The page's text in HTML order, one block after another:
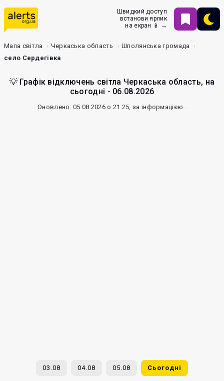
Швидкий доступ
встанови ярлик
на екран 📱 →
Мапа світла Черкаська область
Шполянська громада
село Сердегівка
💡 Графік відключень світла Черкаська область, на
сьогодні - 06.08.2026
Оновлено: 05.08.2026 о 21:25, за інформацією .
03.08 04.08 05.08 Сьогодні